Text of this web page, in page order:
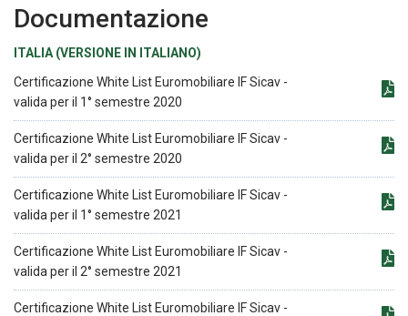
Documentazione
ITALIA (VERSIONE IN ITALIANO)
Certificazione White List Euromobiliare IF Sicav -
valida per il 1° semestre 2020
Certificazione White List Euromobiliare IF Sicav -
valida per il 2° semestre 2020
Certificazione White List Euromobiliare IF Sicav -
valida per il 1° semestre 2021
Certificazione White List Euromobiliare IF Sicav -
valida per il 2° semestre 2021
Certificazione White List Euromobiliare IF Sicav -